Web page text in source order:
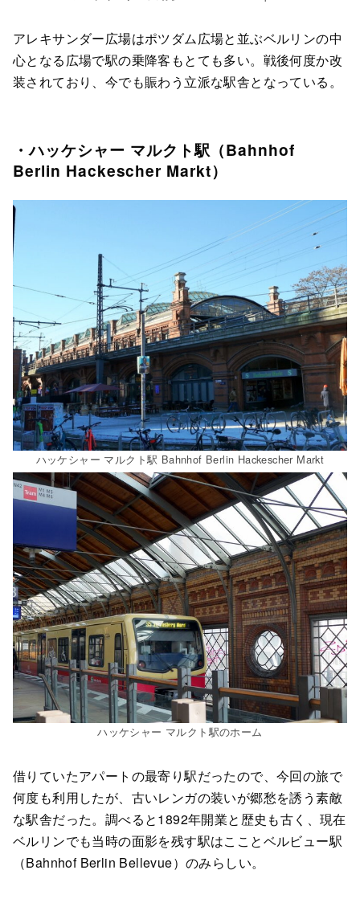
アレキサンダー広場はポツダム広場と並ぶベルリンの中
心となる広場で駅の乗降客もとても多い。戦後何度か改
装されており、今でも賑わう立派な駅舎となっている。
・ハッケシャー マルクト駅（Bahnhof
Berlin Hackescher Markt）
ハッケシャー マルクト駅 Bahnhof Berlin Hackescher Markt
ハッケシャー マルクト駅のホーム
借りていたアパートの最寄り駅だったので、今回の旅で
何度も利用したが、古いレンガの装いが郷愁を誘う素敵
な駅舎だった。調べると1892年開業と歴史も古く、現在
ベルリンでも当時の面影を残す駅はこことベルビュー駅
（Bahnhof Berlin Bellevue）のみらしい。